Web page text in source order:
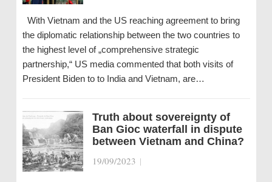
With Vietnam and the US reaching agreement to bring
the diplomatic relationship between the two countries to
the highest level of „comprehensive strategic
partnership,“ US media commented that both visits of
President Biden to to India and Vietnam, are…
Truth about sovereignty of
Ban Gioc waterfall in dispute
between Vietnam and China?
19/09/2023 |